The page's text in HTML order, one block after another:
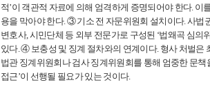
적’이 객관적 자료에 의해 엄격하게 증명되어야 한다.
용을 막아야 한다. ③ 기소 전 자문위원회 설치이다. 사법
변호사, 시민단체 등 외부 전문가로 구성된 ‘법왜곡 심
있다. ④ 보충성 및 징계 절차와의 연계이다. 형사 처벌은
법관 징계위원회나 검사 징계위원회를 통해 엄중한 문
접근’이 선행될 필요가 있는 것이다.